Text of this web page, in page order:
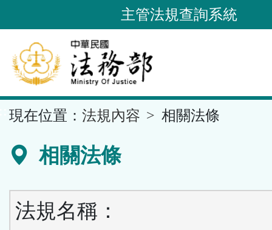
到
要
內
容
區
主管法規查詢系統
現在位置： 法規內容 相關法條
相關法條
法規名稱：